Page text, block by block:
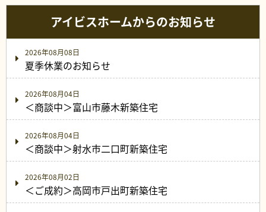
アイビスホームからのお知らせ
2026年08月08日
夏季休業のお知らせ
2026年08月04日
＜商談中＞富山市藤木新築住宅
2026年08月04日
＜商談中＞射水市二口町新築住宅
2026年08月02日
＜ご成約＞高岡市戸出町新築住宅